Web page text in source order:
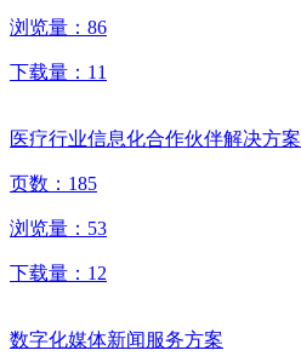
浏览量： 86
下载量： 11
医疗行业信息化合作伙伴解决方案
页数： 185
浏览量： 53
下载量： 12
数字化媒体新闻服务方案